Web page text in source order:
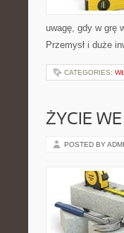
uwagę, gdy w grę
Przemysł i duże
CATEGORIES:
ŻYCIE WE
POSTED BY